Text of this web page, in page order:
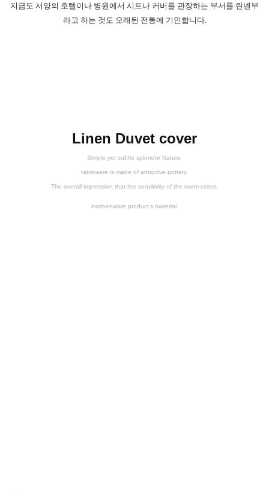
지금도 서양의 호텔이나 병원에서 시트나 커버를 관장하는 부서를 린넨부
라고 하는 것도 오래된 전통에 기인합니다.
Linen Duvet cover
Simple yet subtle splendor Nature
tableware is made of attractive pottery.
The overall impression that the sensitivity of the warm colors
earthenware product's material.